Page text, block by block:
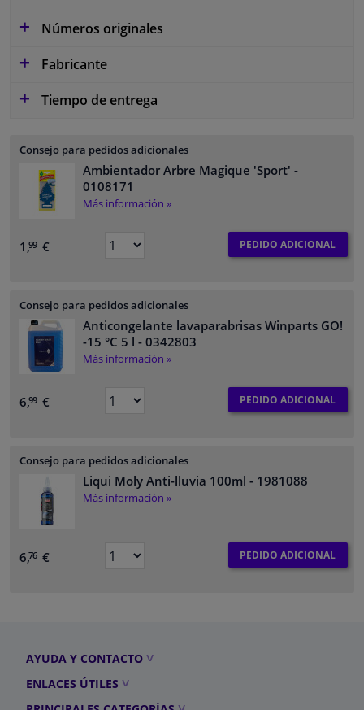
Números originales
Fabricante
Tiempo de entrega
Consejo para pedidos adicionales
Ambientador Arbre Magique 'Sport' -
0108171
Más información »
1,99 € PEDIDO ADICIONAL
Consejo para pedidos adicionales
Anticongelante lavaparabrisas Winparts GO!
-15 °C 5 l - 0342803
Más información »
6,99 € PEDIDO ADICIONAL
Consejo para pedidos adicionales
Liqui Moly Anti-lluvia 100ml - 1981088
Más información »
6,76 € PEDIDO ADICIONAL
AYUDA Y CONTACTO
ENLACES ÚTILES